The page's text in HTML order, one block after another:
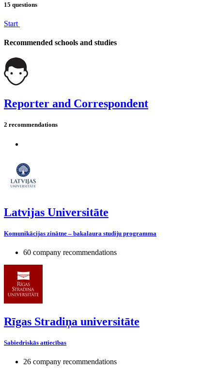
15 questions
Start
Recommended schools and studies
Reporter and Correspondent
2 recommendations
Latvijas Universitāte
Komunikācijas zinātne – bakalaura studiju programma
60 company recommendations
Rīgas Stradiņa universitāte
Sabiedriskās attiecības
26 company recommendations